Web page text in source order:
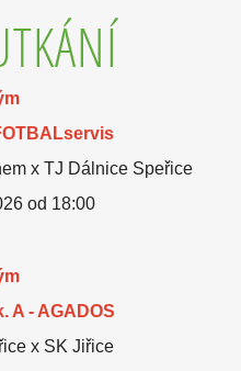
x TJ Dálnice Speřice
od 18:00
A - AGADOS
x SK Jiřice